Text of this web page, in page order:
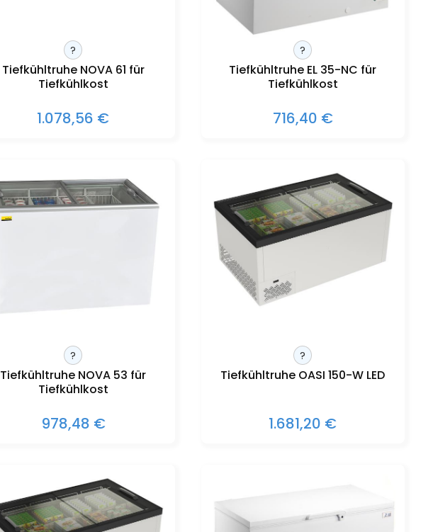
?
Tiefkühltruhe NOVA 61 für
Tiefkühlkost
1.078,56 €
?
Tiefkühltruhe EL 35-NC für
Tiefkühlkost
716,40 €
?
Tiefkühltruhe NOVA 53 für
Tiefkühlkost
978,48 €
?
Tiefkühltruhe OASI 150-W LED
1.681,20 €